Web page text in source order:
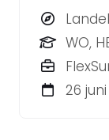
een rol
die
WO,
26